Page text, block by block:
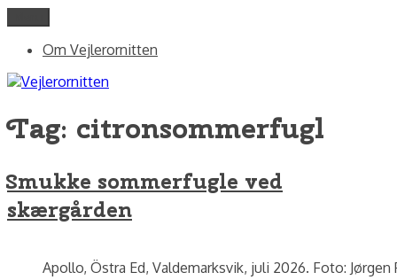
indhold
Vejlerornitten
fotos og skriblerier af Jørgen Peter Kjeldsen/ornit.dk
Om Vejlerornitten
Tag: citronsommerfugl
Smukke sommerfugle ved
skærgården
Apollo, Östra Ed, Valdemarksvik, juli 2026. Foto: